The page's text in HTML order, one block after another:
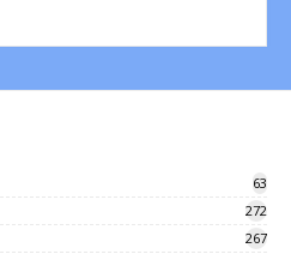
63
272
267